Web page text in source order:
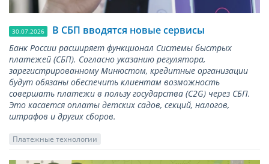
30.07.2026 В СБП вводятся новые сервисы
Банк России расширяет функционал Системы быстрых
платежей (СБП). Согласно указанию регулятора,
зарегистрированному Минюстом, кредитные организации
будут обязаны обеспечить клиентам возможность
совершать платежи в пользу государства (С2G) через СБП.
Это касается оплаты детских садов, секций, налогов,
штрафов и других сборов.
Платежные технологии